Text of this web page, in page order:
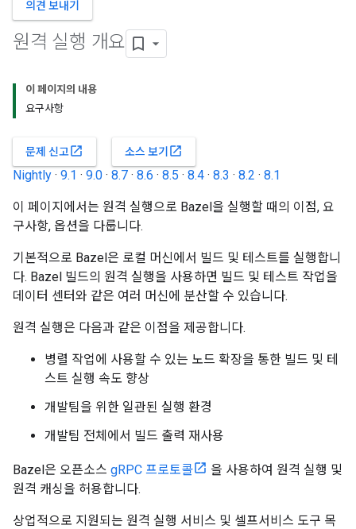
의견 보내기
원격 실행 개요
이 페이지의 내용
요구사항
문제 신고open_in_new 소스 보기 open_in_new
Nightly · 9.1 · 9.0 · 8.7 · 8.6 · 8.5 · 8.4 · 8.3 · 8.2 · 8.1
이 페이지에서는 원격 실행으로 Bazel을 실행할 때의 이점, 요
구사항, 옵션을 다룹니다.
기본적으로 Bazel은 로컬 머신에서 빌드 및 테스트를 실행합니
다. Bazel 빌드의 원격 실행을 사용하면 빌드 및 테스트 작업을
데이터 센터와 같은 여러 머신에 분산할 수 있습니다.
원격 실행은 다음과 같은 이점을 제공합니다.
병렬 작업에 사용할 수 있는 노드 확장을 통한 빌드 및 테
스트 실행 속도 향상
개발팀을 위한 일관된 실행 환경
개발팀 전체에서 빌드 출력 재사용
Bazel은 오픈소스 gRPC 프로토콜
을 사용하여 원격 실행 및
원격 캐싱을 허용합니다.
상업적으로 지원되는 원격 실행 서비스 및 셀프서비스 도구 목